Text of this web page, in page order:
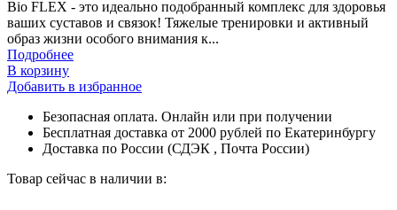
Bio FLEX - это идеально подобранный комплекс для здоровья
ваших суставов и связок! Тяжелые тренировки и активный
образ жизни особого внимания к...
Подробнее
В корзину
Добавить в избранное
Безопасная оплата. Онлайн или при получении
Бесплатная доставка от 2000 рублей по Екатеринбургу
Доставка по России (СДЭК , Почта России)
Товар сейчас в наличии в: